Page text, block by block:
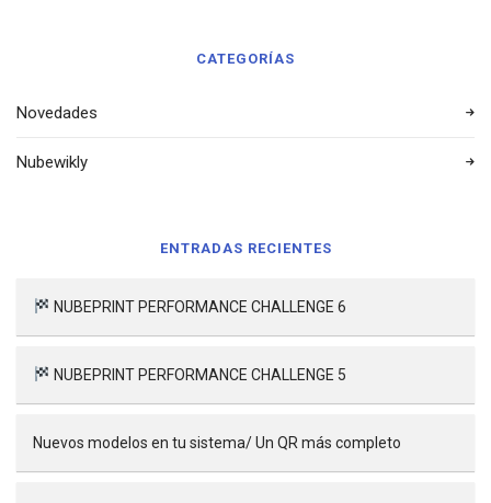
CATEGORÍAS
Novedades
Nubewikly
ENTRADAS RECIENTES
NUBEPRINT PERFORMANCE CHALLENGE 6
NUBEPRINT PERFORMANCE CHALLENGE 5
Nuevos modelos en tu sistema/ Un QR más completo